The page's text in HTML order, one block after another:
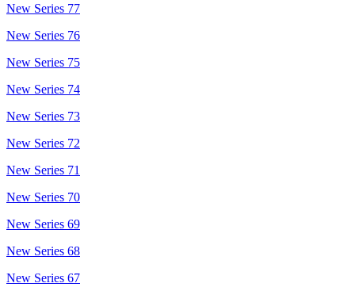
New Series 77
New Series 76
New Series 75
New Series 74
New Series 73
New Series 72
New Series 71
New Series 70
New Series 69
New Series 68
New Series 67